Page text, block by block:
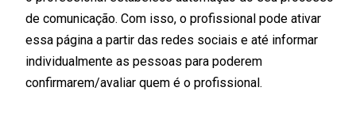
de comunicação. Com isso, o profissional pode ativar
essa página a partir das redes sociais e até informar
individualmente as pessoas para poderem
confirmarem/avaliar quem é o profissional.